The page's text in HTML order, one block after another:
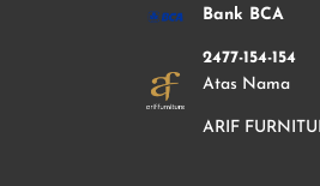
Bank BCA
2477-154-154
Atas Nama
ARIF